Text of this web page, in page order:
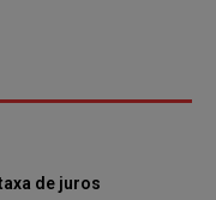
de juros